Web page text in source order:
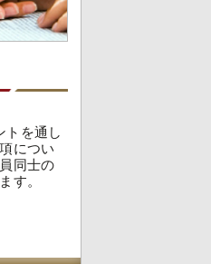
トを通し
につい
同士の
す。